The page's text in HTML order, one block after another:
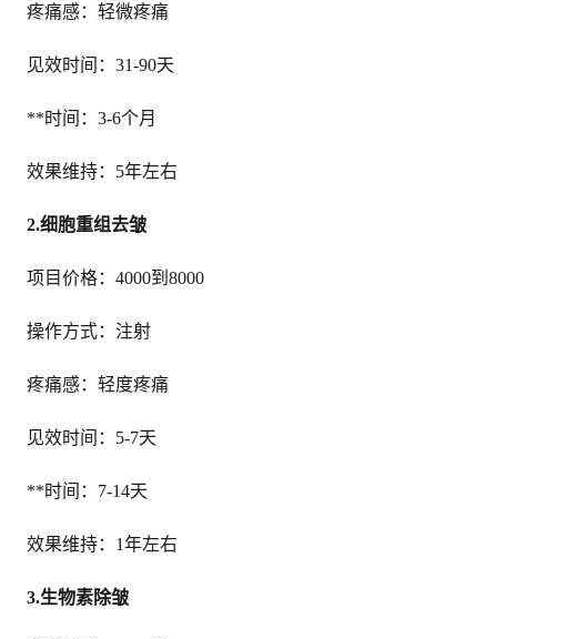
疼痛感：轻微疼痛
见效时间：31-90天
**时间：3-6个月
效果维持：5年左右
2.细胞重组去皱
项目价格：4000到8000
操作方式：注射
疼痛感：轻度疼痛
见效时间：5-7天
**时间：7-14天
效果维持：1年左右
3.生物素除皱